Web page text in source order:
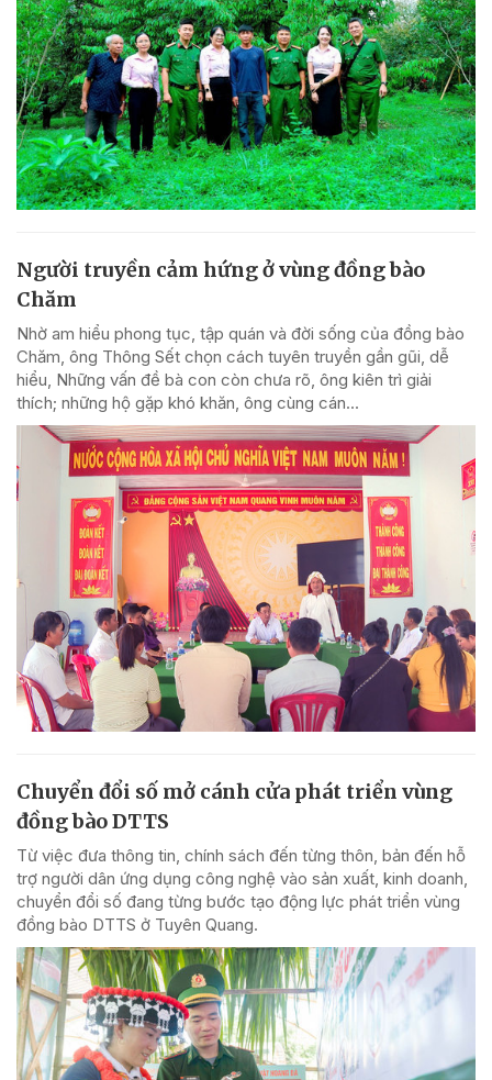
Người truyền cảm hứng ở vùng đồng bào
Chăm
Nhờ am hiểu phong tục, tập quán và đời sống của đồng bào
Chăm, ông Thông Sết chọn cách tuyên truyền gần gũi, dễ
hiểu, Những vấn đề bà con còn chưa rõ, ông kiên trì giải
thích; những hộ gặp khó khăn, ông cùng cán...
Chuyển đổi số mở cánh cửa phát triển vùng
đồng bào DTTS
Từ việc đưa thông tin, chính sách đến từng thôn, bản đến hỗ
trợ người dân ứng dụng công nghệ vào sản xuất, kinh doanh,
chuyển đổi số đang từng bước tạo động lực phát triển vùng
đồng bào DTTS ở Tuyên Quang.